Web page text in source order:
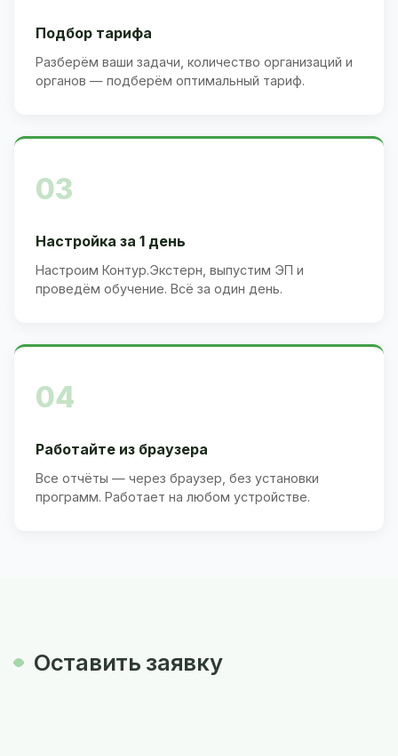
Подбор тарифа
Разберём ваши задачи, количество организаций и
органов — подберём оптимальный тариф.
03
Настройка за 1 день
Настроим Контур.Экстерн, выпустим ЭП и
проведём обучение. Всё за один день.
04
Работайте из браузера
Все отчёты — через браузер, без установки
программ. Работает на любом устройстве.
Оставить заявку